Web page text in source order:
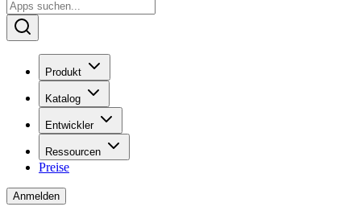
Produkt
Katalog
Entwickler
Ressourcen
Preise
Anmelden